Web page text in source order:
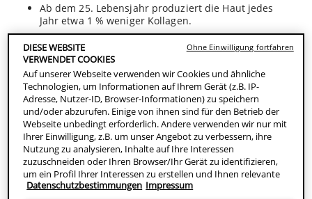
Ab dem 25. Lebensjahr produziert die Haut jedes
Jahr etwa 1 % weniger Kollagen.
Die Haut kann sich selbst regenerieren – und du
kannst sie aktiv dabei unterstützen.
Was sind die Ursachen für vorzeitige
Hautalterung?
Die vorzeitige Hautalterung ist im Gegensatz zur
natürlichen Alterung nicht allein genetisch bedingt. Sie
wird vor allem durchäussere Faktorenbeeinflusst. Eine
der Hauptursachen ist dieUV-Strahlung
DIESE WEBSITE
VERWENDET COOKIES
Auf unserer Webseite verwenden wir Cookies und ähnliche
Technologien, um Informationen auf Ihrem Gerät (z.B. IP-
Adresse, Nutzer-ID, Browser-Informationen) zu speichern
und/oder abzurufen. Einige von ihnen sind für den Betrieb der
Webseite unbedingt erforderlich. Andere verwenden wir nur mit
Ihrer Einwilligung, z.B. um unser Angebot zu verbessern, ihre
Nutzung zu analysieren, Inhalte auf Ihre Interessen
zuzuschneiden oder Ihren Browser/Ihr Gerät zu identifizieren,
um ein Profil Ihrer Interessen zu erstellen und Ihnen relevante
Werbung auf anderen Onlineangeboten zu zeigen. Sie können
Datenschutzbestimmungen Impressum
Ohne Einwilligung fortfahren